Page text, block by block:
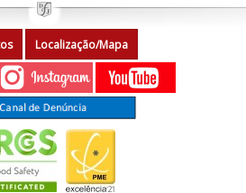
Localização/Mapa